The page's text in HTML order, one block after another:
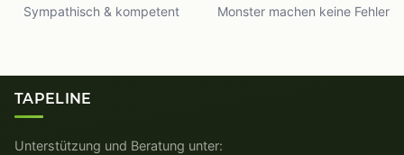
Sympathisch & kompetent Monster machen keine Fehler
TAPELINE
Unterstützung und Beratung unter: